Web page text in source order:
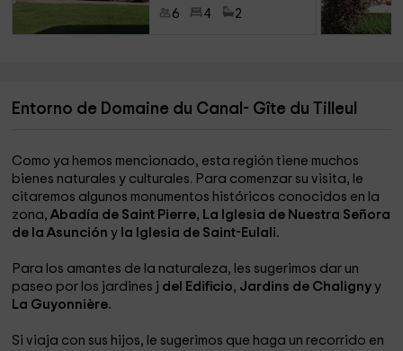
6 4 2
Entorno de Domaine du Canal- Gîte du Tilleul
Como ya hemos mencionado, esta región tiene muchos
bienes naturales y culturales. Para comenzar su visita, le
citaremos algunos monumentos históricos conocidos en la
zona,Abadía de Saint Pierre, La Iglesia de Nuestra Señora
de la Asuncióny la Iglesia de Saint-Eulali.
Para los amantes de la naturaleza, les sugerimos dar un
paseo por los jardines j del Edificio, Jardins de Chalignyy
La Guyonnière.
Si viaja con sus hijos, le sugerimos que haga un recorrido en